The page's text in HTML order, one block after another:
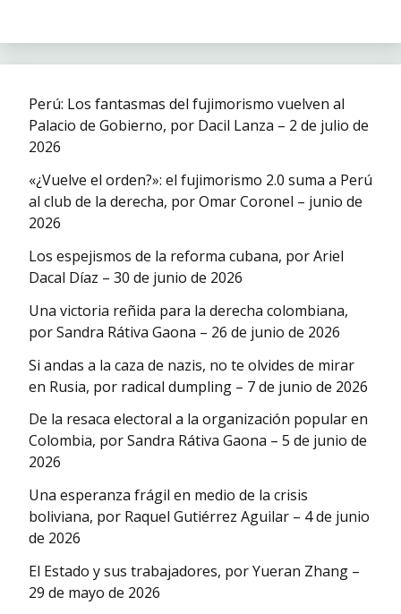
Perú: Los fantasmas del fujimorismo vuelven al
Palacio de Gobierno, por Dacil Lanza – 2 de julio de
2026
«¿Vuelve el orden?»: el fujimorismo 2.0 suma a Perú
al club de la derecha, por Omar Coronel – junio de
2026
Los espejismos de la reforma cubana, por Ariel
Dacal Díaz – 30 de junio de 2026
Una victoria reñida para la derecha colombiana,
por Sandra Rátiva Gaona – 26 de junio de 2026
Si andas a la caza de nazis, no te olvides de mirar
en Rusia, por radical dumpling – 7 de junio de 2026
De la resaca electoral a la organización popular en
Colombia, por Sandra Rátiva Gaona – 5 de junio de
2026
Una esperanza frágil en medio de la crisis
boliviana, por Raquel Gutiérrez Aguilar – 4 de junio
de 2026
El Estado y sus trabajadores, por Yueran Zhang –
29 de mayo de 2026